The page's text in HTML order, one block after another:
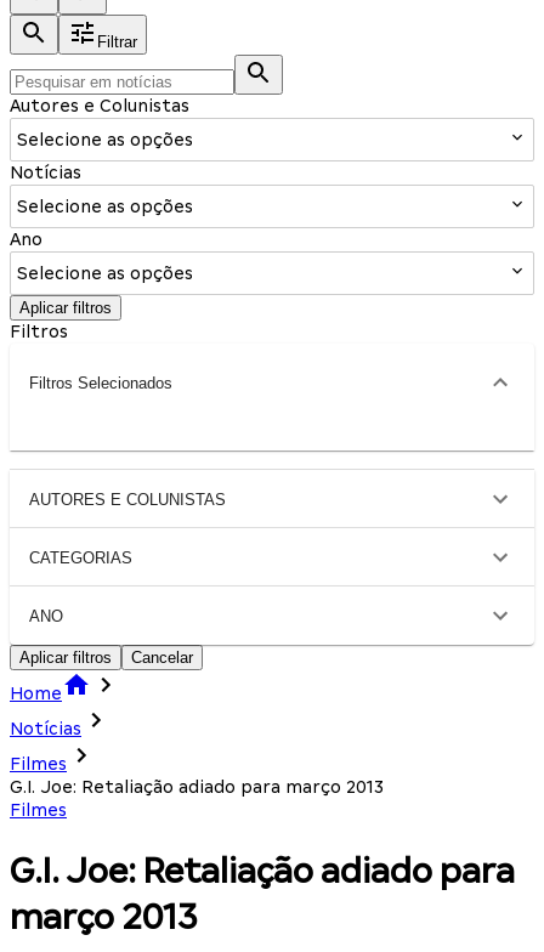
Filtrar
Autores e Colunistas
Selecione as opções
Notícias
Selecione as opções
Ano
Selecione as opções
Aplicar filtros
Filtros
Filtros Selecionados
AUTORES E COLUNISTAS
CATEGORIAS
ANO
Aplicar filtros Cancelar
Home
Notícias
Filmes
G.I. Joe: Retaliação adiado para março 2013
Filmes
G.I. Joe: Retaliação adiado para
março 2013